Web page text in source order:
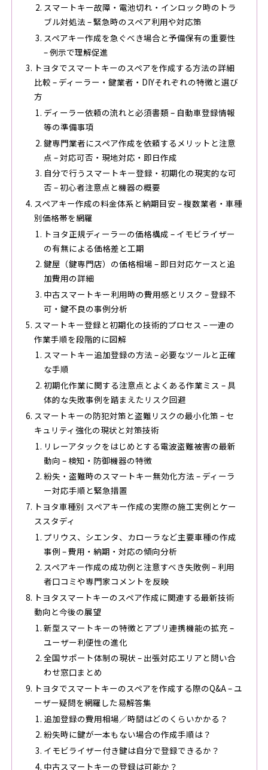
スマートキー故障・電池切れ・インロック時のトラ
ブル対処法 – 緊急時のスペア利用や対応策
スペアキー作成を急ぐべき場合と予備保有の重要性
– 例示で理解促進
トヨタでスマートキーのスペアを作成する方法の詳細
比較 – ディーラー・鍵業者・DIYそれぞれの特徴と選び
方
ディーラー依頼の流れと必須書類 – 自動車登録情報
等の準備事項
鍵専門業者にスペア作成を依頼するメリットと注意
点 – 対応可否・現地対応・即日作成
自分で行うスマートキー登録・初期化の現実的な可
否 – 初心者注意点と機器の概要
スペアキー作成の料金体系と納期目安 – 複数業者・車種
別価格帯を網羅
トヨタ正規ディーラーの価格構成 – イモビライザー
の有無による価格差と工期
鍵屋（鍵専門店）の価格相場 – 即日対応ケースと追
加費用の詳細
中古スマートキー利用時の費用感とリスク – 登録不
可・鍵不良の事例分析
スマートキー登録と初期化の技術的プロセス – 一連の
作業手順を段階的に図解
スマートキー追加登録の方法 – 必要なツールと正確
な手順
初期化作業に関する注意点とよくある作業ミス – 具
体的な失敗事例を踏まえたリスク回避
スマートキーの防犯対策と盗難リスクの最小化策 – セ
キュリティ強化の現状と対策技術
リレーアタックをはじめとする電波盗難被害の最新
動向 – 検知・防御機器の特徴
紛失・盗難時のスマートキー無効化方法 – ディーラ
ー対応手順と緊急措置
トヨタ車種別 スペアキー作成の実際の施工実例とケー
ススタディ
プリウス、シエンタ、カローラなど主要車種の作成
事例 – 費用・納期・対応の傾向分析
スペアキー作成の成功例と注意すべき失敗例 – 利用
者口コミや専門家コメントを反映
トヨタスマートキーのスペア作成に関連する最新技術
動向と今後の展望
新型スマートキーの特徴とアプリ連携機能の拡充 –
ユーザー利便性の進化
全国サポート体制の現状 – 出張対応エリアと問い合
わせ窓口まとめ
トヨタでスマートキーのスペアを作成する際のQ&A – ユ
ーザー疑問を網羅した易解答集
追加登録の費用相場／時間はどのくらいかかる？
紛失時に鍵が一本もない場合の作成手順は？
イモビライザー付き鍵は自分で登録できるか？
中古スマートキーの登録は可能か？